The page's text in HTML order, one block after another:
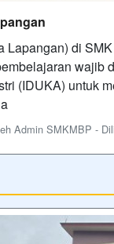
Lapangan) di SMK
wajib
(IDUKA) untuk
Admin SMKMBP -